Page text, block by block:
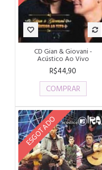
CD Gian & Giovani -
Acústico Ao Vivo
R$44,90
COMPRAR
ESGOTADO